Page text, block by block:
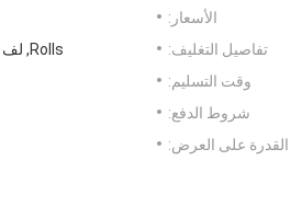
الأسعار:
تفاصيل التغليف:
Rolls, لف مصغّر, pcs مع polybag
وقت التسليم:
شروط الدفع:
القدرة على العرض: